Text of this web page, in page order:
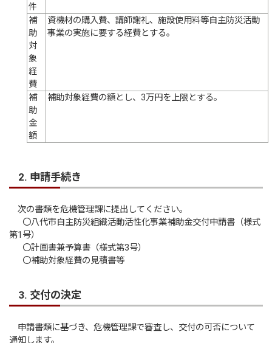
件
補
助
対
象
経
費
資機材の購入費、講師謝礼、施設使用料等自主防災活動
事業の実施に要する経費とする。
補
助
金
額
補助対象経費の額とし、3万円を上限とする。
2. 申請手続き
次の書類を危機管理課に提出してください。
〇八代市自主防災組織活動活性化事業補助金交付申請書（様式
第1号）
〇計画書兼予算書（様式第3号）
〇補助対象経費の見積書等
3. 交付の決定
申請書類に基づき、危機管理課で審査し、交付の可否について
通知します。